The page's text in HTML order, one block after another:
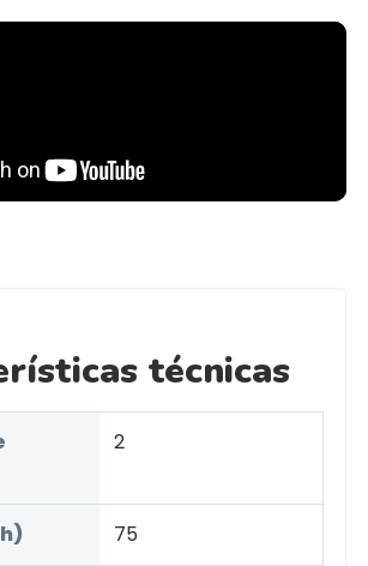
técnicas
2
75